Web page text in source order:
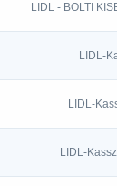
LIDL - BOLTI
LIDL-
LIDL-
LIDL-